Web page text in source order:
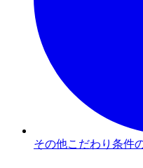
その他こだわり条件